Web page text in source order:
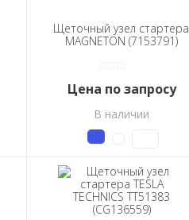
Щеточный узел стартера
MAGNETON (7153791)
Цена по запросу
В наличии